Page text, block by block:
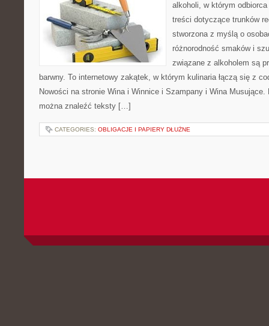
alkoholi, w którym
treści dotyczące trunków
stworzona z myślą o
różnorodność smaków i
związane z alkoholem są
barwny. To internetowy zakątek, w którym kulinaria łączą się z
Nowości na stronie Wina i Winnice i Szampany i Wina Musujące.
można znaleźć teksty […]
CATEGORIES: OBLIGACJE I PAPIERY DŁUŻNE